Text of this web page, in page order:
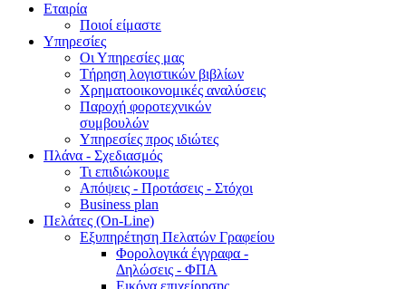
Εταιρία
Ποιοί είμαστε
Υπηρεσίες
Οι Υπηρεσίες μας
Τήρηση λογιστικών βιβλίων
Χρηματοοικονομικές αναλύσεις
Παροχή φοροτεχνικών
συμβουλών
Υπηρεσίες προς ιδιώτες
Πλάνα - Σχεδιασμός
Τι επιδιώκουμε
Απόψεις - Προτάσεις - Στόχοι
Business plan
Πελάτες (On-Line)
Εξυπηρέτηση Πελατών Γραφείου
Φορολογικά έγγραφα -
Δηλώσεις - ΦΠΑ
Εικόνα επιχείρησης